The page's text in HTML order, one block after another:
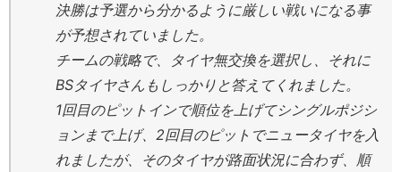
決勝は予選から分かるように厳しい戦いになる事
が予想されていました。
チームの戦略で、タイヤ無交換を選択し、それに
BSタイヤさんもしっかりと答えてくれました。
1回目のピットインで順位を上げてシングルポジシ
ョンまで上げ、2回目のピットでニュータイヤを入
れましたが、そのタイヤが路面状況に合わず、順